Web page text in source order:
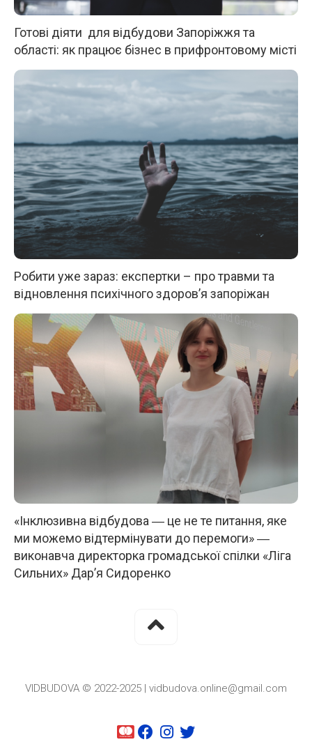
Готові діяти для відбудови Запоріжжя та
області: як працює бізнес в прифронтовому місті
Робити уже зараз: експертки – про травми та
відновлення психічного здоров’я запоріжан
«Інклюзивна відбудова ― це не те питання, яке
ми можемо відтермінувати до перемоги» ―
виконавча директорка громадської спілки «Ліга
Сильних» Дар’я Сидоренко
VIDBUDOVA © 2022-2025 | vidbudova.online@gmail.com